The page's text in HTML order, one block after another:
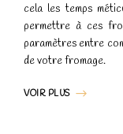
cela les temps
permettre à ces
paramètres entre
de votre fromage.
VOIR PLUS